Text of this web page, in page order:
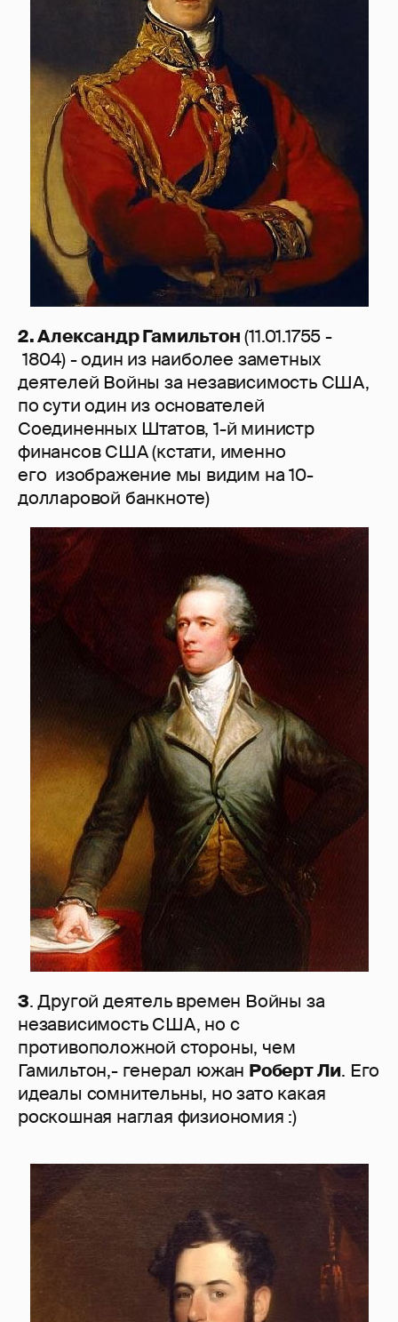
2. Александр Гамильтон(11.01.1755 -
1804) - один из наиболее заметных
деятелей Войны за независимость США,
по сути один из основателей
Соединенных Штатов, 1-й министр
финансов США (кстати, именно
его изображение мы видим на 10-
долларовой банкноте)
3. Другой деятель времен Войны за
независимость США, но с
противоположной стороны, чем
Гамильтон,- генерал южан Роберт Ли. Его
идеалы сомнительны, но зато какая
роскошная наглая физиономия :)